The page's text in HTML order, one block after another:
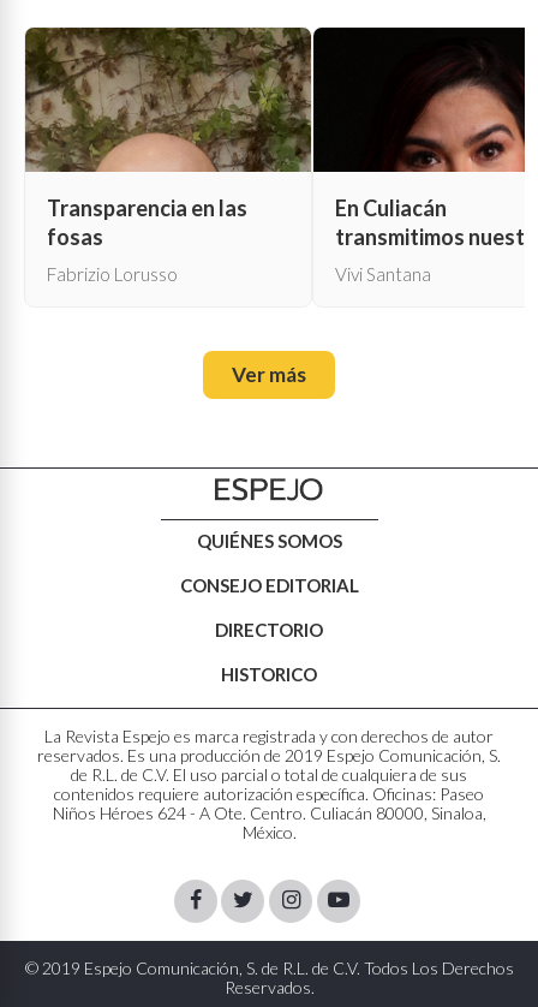
Transparencia en las
fosas
Fabrizio Lorusso
En Culiacán
transmitimos
propia muerte
Vivi Santana
Ver más
QUIÉNES SOMOS
CONSEJO EDITORIAL
DIRECTORIO
HISTORICO
La Revista Espejo es marca registrada y con derechos de autor
reservados. Es una producción de 2019 Espejo Comunicación, S.
de R.L. de C.V. El uso parcial o total de cualquiera de sus
contenidos requiere autorización específica. Oficinas: Paseo
Niños Héroes 624 - A Ote. Centro. Culiacán 80000, Sinaloa,
México.
FacebookTwitterInstagram
Youtube
© 2019 Espejo Comunicación, S. de R.L. de C.V. Todos Los Derechos
Reservados.